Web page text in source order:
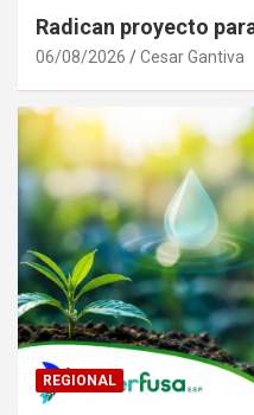
Radican proyecto
06/08/2026 Cesar Gantiva
REGIONAL